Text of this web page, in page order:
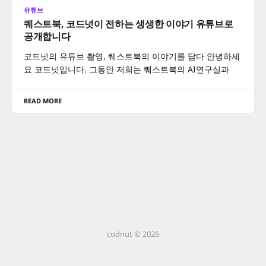
유튜브
퀘스트북, 코드넛이 전하는 생생한 이야기 유튜브로
공개합니다
코드넛의 유튜브 촬영, 퀘스트북의 이야기를 담다 안녕하세
요 코드넛입니다. 그동안 저희는 퀘스트북의 AI연구실과
READ MORE
codnut © 2026